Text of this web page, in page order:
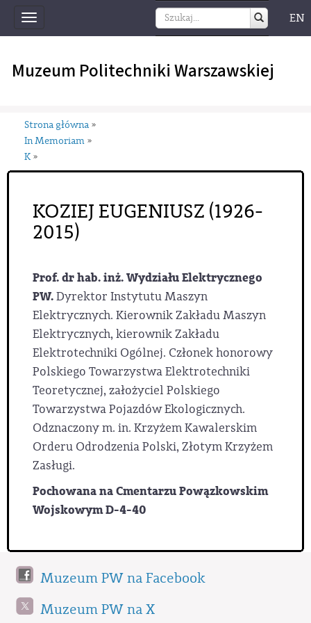
Toggle
navigation
EN
Muzeum Politechniki Warszawskiej
Strona główna »
In Memoriam »
K »
KOZIEJ EUGENIUSZ (1926-
2015)
Prof. dr hab. inż. Wydziału Elektrycznego
PW.Dyrektor Instytutu Maszyn
Elektrycznych. Kierownik Zakładu Maszyn
Elektrycznych, kierownik Zakładu
Elektrotechniki Ogólnej. Członek honorowy
Polskiego Towarzystwa Elektrotechniki
Teoretycznej, założyciel Polskiego
Towarzystwa Pojazdów Ekologicznych.
Odznaczony m. in. Krzyżem Kawalerskim
Orderu Odrodzenia Polski, Złotym Krzyżem
Zasługi.
Pochowana na Cmentarzu Powązkowskim
Wojskowym D-4-40
Muzeum PW na Facebook
Muzeum PW na X